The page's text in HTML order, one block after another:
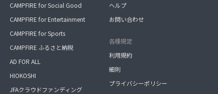
CAMPFIRE for Social Good
CAMPFIRE for Entertainment
CAMPFIRE for Sports
CAMPFIRE ふるさと納税
AD FOR ALL
HIOKOSHI
JFAクラウドファンディング
ヘルプ
お問い合わせ
各種規定
利用規約
細則
プライバシーポリシー